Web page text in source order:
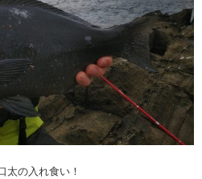
太の入れ食い！